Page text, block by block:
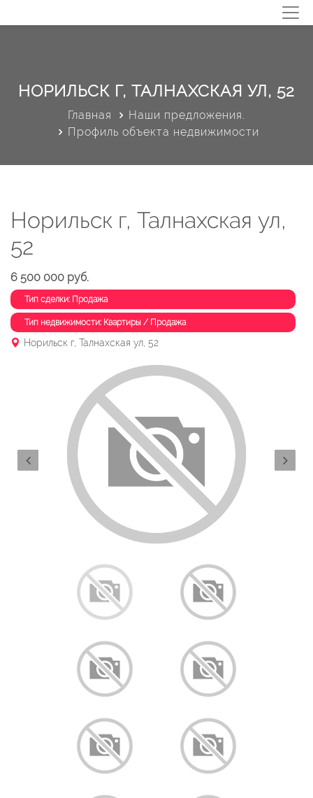
НОРИЛЬСК Г, ТАЛНАХСКАЯ УЛ, 52
Главная
Наши предложения.
Профиль объекта недвижимости
Норильск г, Талнахская ул,
52
6 500 000 руб.
Тип сделки: Продажа
Тип недвижимости: Квартиры / Продажа
Норильск г, Талнахская ул, 52